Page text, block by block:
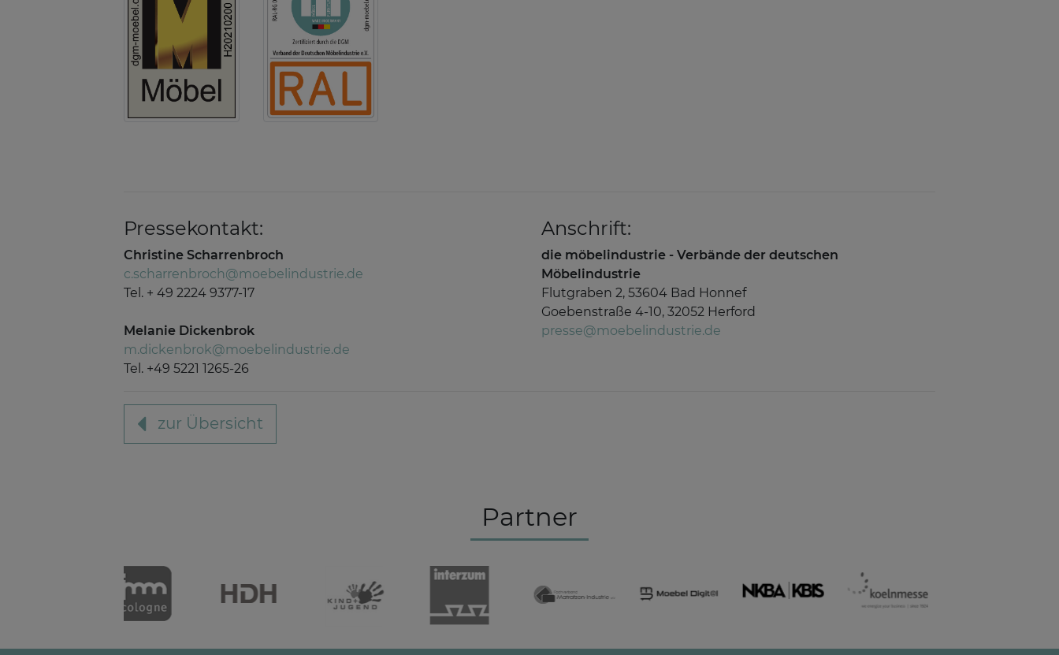
Pressekontakt:
Christine Scharrenbroch
c.scharrenbroch@moebelindustrie.de
Tel. + 49 2224 9377-17
Melanie Dickenbrok
m.dickenbrok@moebelindustrie.de
Tel. +49 5221 1265-26
Anschrift:
die möbelindustrie - Verbände der deutschen
Möbelindustrie
Flutgraben 2, 53604 Bad Honnef
Goebenstraße 4-10, 32052 Herford
presse@moebelindustrie.de
zur Übersicht
Partner